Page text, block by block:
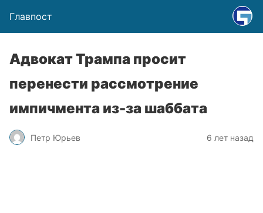
Главпост
Адвокат Трампа просит
перенести рассмотрение
импичмента из-за шаббата
Петр Юрьев 6 лет назад